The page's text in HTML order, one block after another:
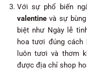
Với sự phổ biến
valentinevà sự
biệt như Ngày lễ
hoa tươi đúng
luôn tươi và thơm
được địa chỉ shop